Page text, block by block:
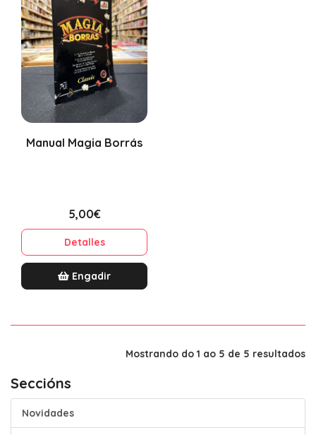
Manual Magia Borrás
5,00€
Detalles
Engadir
Mostrando do 1 ao 5 de 5 resultados
Seccións
Novidades